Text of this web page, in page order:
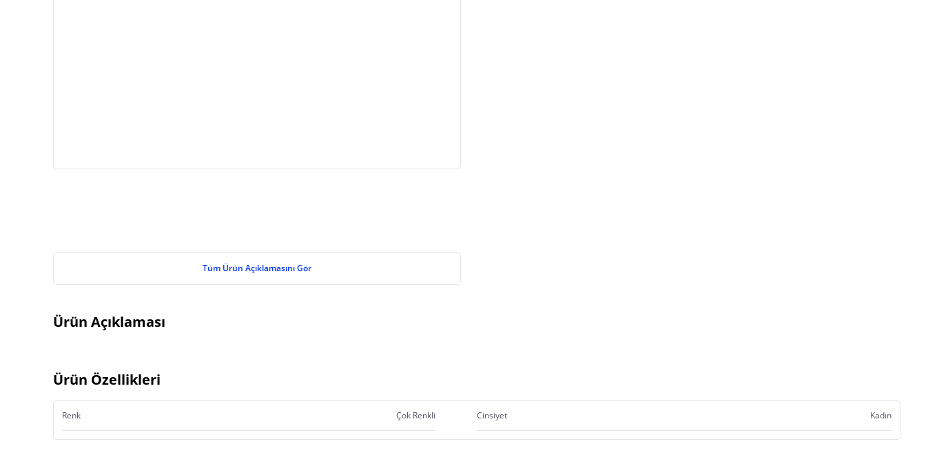
Tüm Ürün Açıklamasını Gör
Ürün Açıklaması
Ürün Özellikleri
Renk Çok Renkli Cinsiyet Kadın